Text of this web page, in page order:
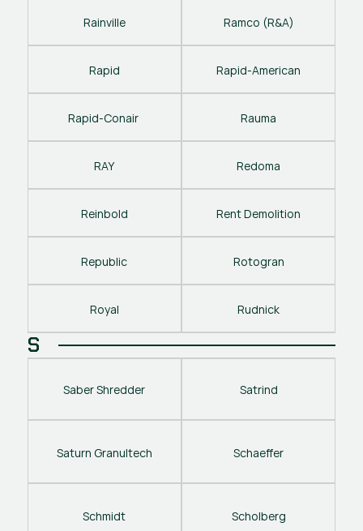
Rainville Ramco (R&A)
Rapid Rapid-American
Rapid-Conair Rauma
RAY Redoma
Reinbold Rent Demolition
Republic Rotogran
Royal Rudnick
S
Saber Shredder Satrind
Saturn Granultech Schaeffer
Schmidt Scholberg